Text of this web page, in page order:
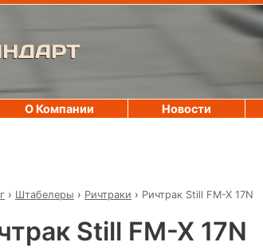
› Штабелеры › Ричтраки › Ричтрак Still FM-X 17N
Still FM-X 17N
О Компании Новости